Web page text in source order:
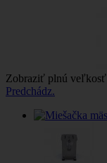
Zobraziť plnú veľkosť
Predchádz.